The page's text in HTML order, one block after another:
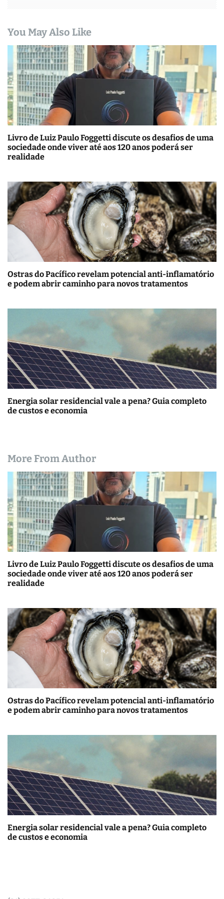
You May Also Like
Livro de Luiz Paulo Foggetti discute os desafios de uma
sociedade onde viver até aos 120 anos poderá ser
realidade
Ostras do Pacífico revelam potencial anti-inflamatório
e podem abrir caminho para novos tratamentos
Energia solar residencial vale a pena? Guia completo
de custos e economia
More From Author
Livro de Luiz Paulo Foggetti discute os desafios de uma
sociedade onde viver até aos 120 anos poderá ser
realidade
Ostras do Pacífico revelam potencial anti-inflamatório
e podem abrir caminho para novos tratamentos
Energia solar residencial vale a pena? Guia completo
de custos e economia